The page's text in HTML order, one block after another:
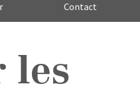
Contact
les